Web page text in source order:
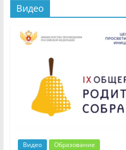
Видео
Видео Образование